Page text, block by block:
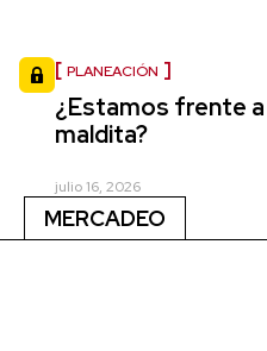
PLANEACIÓN
¿Estamos frente
maldita?
julio 16, 2026
MERCADEO